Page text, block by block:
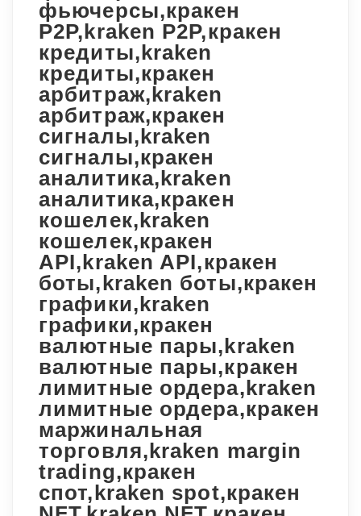
фьючерсы,кракен
P2P,kraken P2P,кракен
кредиты,kraken
кредиты,кракен
арбитраж,kraken
арбитраж,кракен
сигналы,kraken
сигналы,кракен
аналитика,kraken
аналитика,кракен
кошелек,kraken
кошелек,кракен
API,kraken API,кракен
боты,kraken боты,кракен
графики,kraken
графики,кракен
валютные пары,kraken
валютные пары,кракен
лимитные ордера,kraken
лимитные ордера,кракен
маржинальная
торговля,kraken margin
trading,кракен
спот,kraken spot,кракен